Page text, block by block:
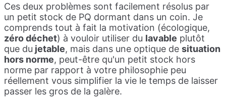
Ces deux problèmes sont facilement résolus par
un petit stock de PQ dormant dans un coin. Je
comprends tout à fait la motivation (écologique,
zéro déchet) à vouloir utiliser du lavable plutôt
que du jetable, mais dans une optique de situation
hors norme, peut-être qu'un petit stock hors
norme par rapport à votre philosophie peu
réellement vous simplifier la vie le temps de laisser
passer les gros de la galère.